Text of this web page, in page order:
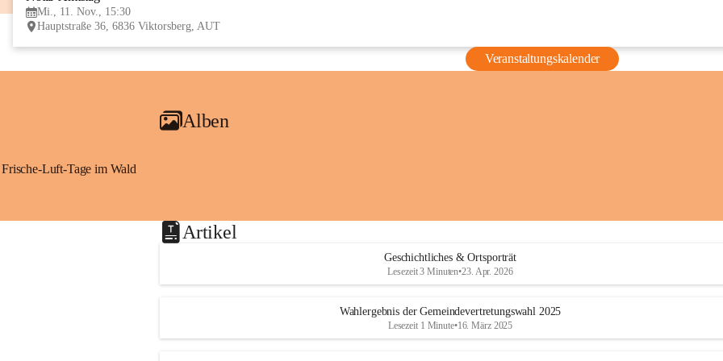
Mi., 11. Nov., 15:30
Hauptstraße 36, 6836 Viktorsberg, AUT
Veranstaltungskalender
Alben
Frische-Luft-Tage im Wald
Artikel
Geschichtliches & Ortsporträt
Lesezeit 3 Minuten•23. Apr. 2026
Wahlergebnis der Gemeindevertretungswahl 2025
Lesezeit 1 Minute•16. März 2025